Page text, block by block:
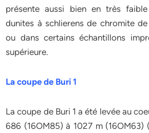
présente aussi bien en très
dunites à schlierens de chromite
ou dans certains échantillons
supérieure.
La coupe de Buri 1
La coupe de Buri 1 a été levée au
686 (16OM85) à 1027 m (16OM63)